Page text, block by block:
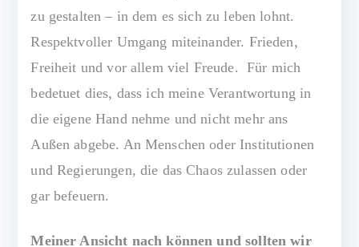
zu gestalten – in dem es sich zu leben lohnt.
Respektvoller Umgang miteinander. Frieden,
Freiheit und vor allem viel Freude. Für mich
bedetuet dies, dass ich meine Verantwortung in
die eigene Hand nehme und nicht mehr ans
Außen abgebe. An Menschen oder Institutionen
und Regierungen, die das Chaos zulassen oder
gar befeuern.
Meiner Ansicht nach können und sollten wir